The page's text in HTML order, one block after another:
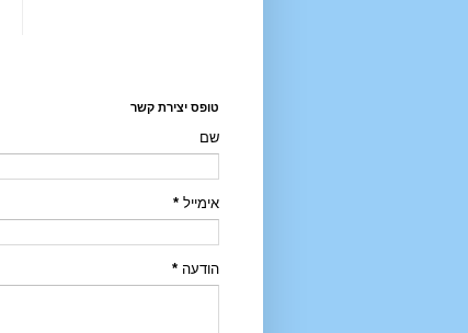
טופס יצירת קשר
שם
אימייל *
הודעה *